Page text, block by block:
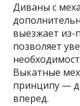
Диваны с
выезжает из-
позволяет
Выкатные
принципу —
вперед.